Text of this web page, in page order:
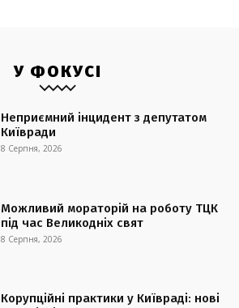
У ФОКУСІ
Неприємний інцидент з депутатом
Київради
8 Серпня, 2026
Можливий мораторій на роботу ТЦК
під час Великодніх свят
8 Серпня, 2026
Корупційні практики у Київраді: нові